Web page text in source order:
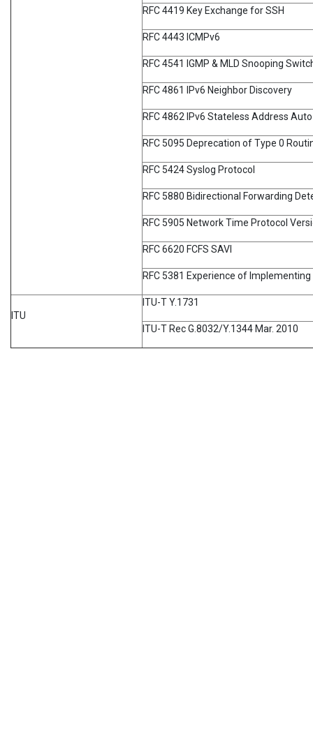
RFC 4419 Key Exchange for SSH
RFC 4443 ICMPv6
RFC 4541 IGMP & MLD Snooping
RFC 4861 IPv6 Neighbor Discovery
RFC 4862 IPv6 Stateless Address
RFC 5095 Deprecation of Type 0
RFC 5424 Syslog Protocol
RFC 5880 Bidirectional Forwarding
RFC 5905 Network Time Protocol
RFC 6620 FCFS SAVI
RFC 5381 Experience of Implementing
ITU
ITU-T Y.1731
ITU-T Rec G.8032/Y.1344 Mar. 2010